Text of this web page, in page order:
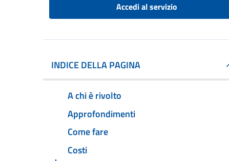
Accedi al servizio
INDICE DELLA PAGINA
A chi è rivolto
Approfondimenti
Come fare
Costi